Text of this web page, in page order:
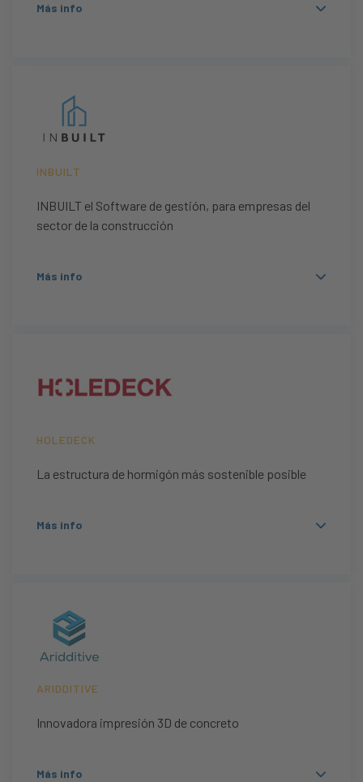
Más info
INBUILT
INBUILT el Software de gestión, para empresas del
sector de la construcción
Más info
HOLEDECK
La estructura de hormigón más sostenible posible
Más info
ARIDDITIVE
Innovadora impresión 3D de concreto
Más info